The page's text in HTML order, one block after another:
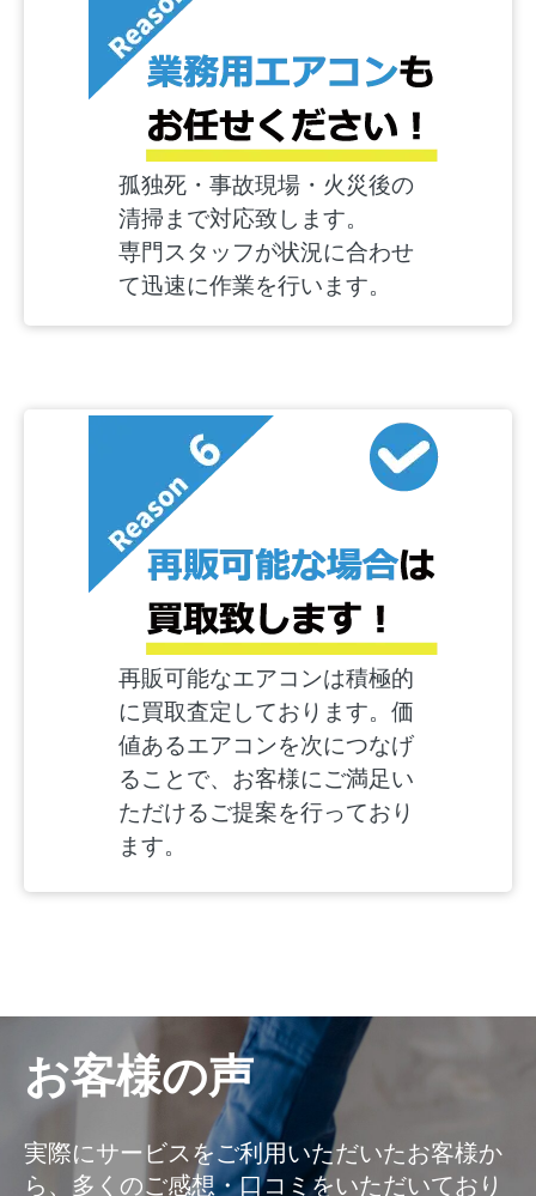
孤独死・事故現場・火災後の
清掃まで対応致します。
専門スタッフが状況に合わせ
て迅速に作業を行います。
再販可能なエアコンは積極的
に買取査定しております。価
値あるエアコンを次につなげ
ることで、お客様にご満足い
ただけるご提案を行っており
ます。
お客様の声
実際にサービスをご利用いただいたお客様か
ら、多くのご感想・口コミをいただいており